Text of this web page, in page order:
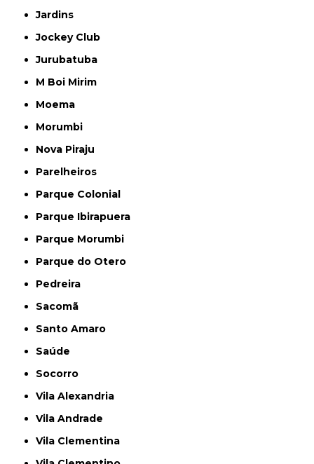
Jardins
Jockey Club
Jurubatuba
M Boi Mirim
Moema
Morumbi
Nova Piraju
Parelheiros
Parque Colonial
Parque Ibirapuera
Parque Morumbi
Parque do Otero
Pedreira
Sacomã
Santo Amaro
Saúde
Socorro
Vila Alexandria
Vila Andrade
Vila Clementina